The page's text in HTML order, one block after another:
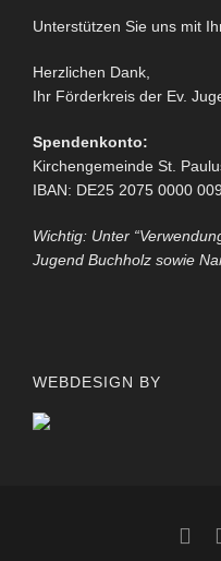
Unterstützen Sie uns mit
Herzlichen Dank,
Ihr Förderkreis der Ev.
Spendenkonto:
Kirchengemeinde St.
IBAN: DE25 2075 0000
Wichtig: Unter
Jugend Buchholz sowie
WEBDESIGN BY